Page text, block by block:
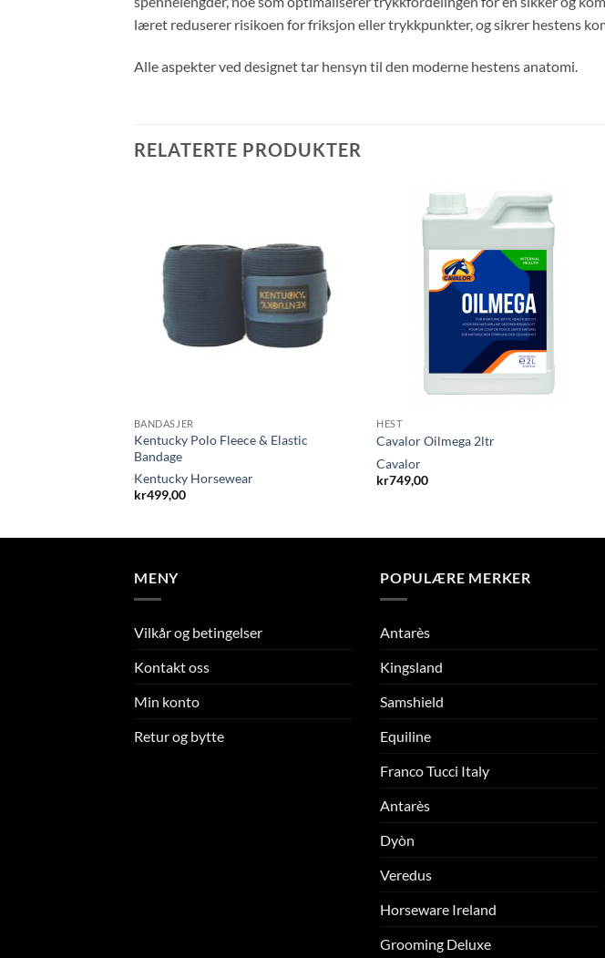
læret reduserer risikoen for friksjon eller trykkpunkter, og sikrer hestens
Alle aspekter ved designet tar hensyn til den moderne hestens anatomi.
RELATERTE PRODUKTER
BANDASJER
Kentucky Polo Fleece & Elastic
Bandage
Kentucky Horsewear
kr499,00
HEST
Cavalor Oilmega 2ltr
Cavalor
kr749,00
MENY
Vilkår og betingelser
Kontakt oss
Min konto
Retur og bytte
POPULÆRE MERKER
Antarès
Kingsland
Samshield
Equiline
Franco Tucci Italy
Antarès
Dyòn
Veredus
Horseware Ireland
Grooming Deluxe